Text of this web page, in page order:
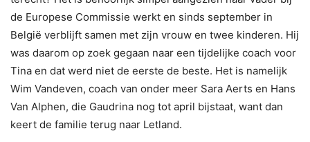
de Europese Commissie werkt en sinds september in
België verblijft samen met zijn vrouw en twee kinderen. Hij
was daarom op zoek gegaan naar een tijdelijke coach voor
Tina en dat werd niet de eerste de beste. Het is namelijk
Wim Vandeven, coach van onder meer Sara Aerts en Hans
Van Alphen, die Gaudrina nog tot april bijstaat, want dan
keert de familie terug naar Letland.